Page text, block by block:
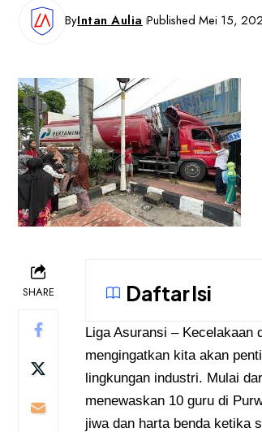
ByIntan Aulia Published Mei 15,
SHARE Daftar Isi
Liga Asuransi – Kecelakaan
mengingatkan kita akan
lingkungan industri. Mulai
menewaskan 10 guru di
jiwa dan harta benda ketika